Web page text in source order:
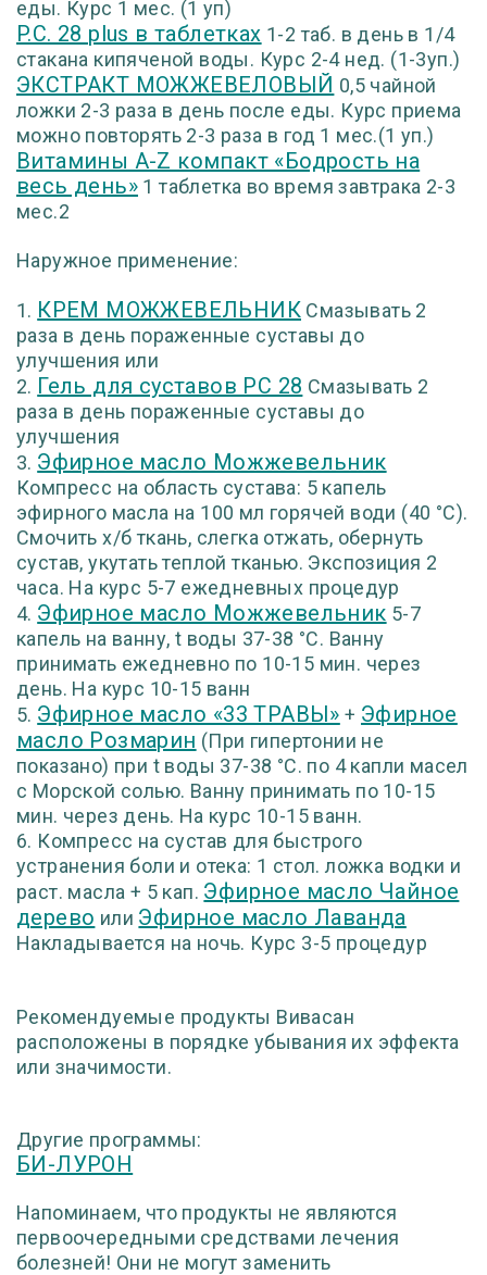
еды. Курс 1 мес. (1 уп)
P.C. 28 plus в таблетках 1-2 таб. в день в 1/4
стакана кипяченой воды. Курс 2-4 нед. (1-3уп.)
ЭКСТРАКТ МОЖЖЕВЕЛОВЫЙ 0,5 чайной
ложки 2-3 раза в день после еды. Курс приема
можно повторять 2-3 раза в год 1 мес.(1 уп.)
Витамины A-Z компакт «Бодрость на
весь день» 1 таблетка во время завтрака 2-3
мес.2
Наружное применение:
1. КРЕМ МОЖЖЕВЕЛЬНИК Смазывать 2
раза в день пораженные суставы до
улучшения или
2. Гель для суставов РС 28 Смазывать 2
раза в день пораженные суставы до
улучшения
3. Эфирное масло Можжевельник
Компресс на область сустава: 5 капель
эфирного масла на 100 мл горячей води (40 °С).
Смочить х/б ткань, слегка отжать, обернуть
сустав, укутать теплой тканью. Экспозиция 2
часа. На курс 5-7 ежедневных процедур
4. Эфирное масло Можжевельник 5-7
капель на ванну, t воды 37-38 °С. Ванну
принимать ежедневно по 10-15 мин. через
день. На курс 10-15 ванн
5. Эфирное масло «33 ТРАВЫ» + Эфирное
масло Розмарин (При гипертонии не
показано) при t воды 37-38 °С. по 4 капли масел
с Морской солью. Ванну принимать по 10-15
мин. через день. На курс 10-15 ванн.
6. Компресс на сустав для быстрого
устранения боли и отека: 1 стол. ложка водки и
раст. масла + 5 кап. Эфирное масло Чайное
дерево или Эфирное масло Лаванда
Накладывается на ночь. Курс 3-5 процедур
Рекомендуемые продукты Вивасан
расположены в порядке убывания их эффекта
или значимости.
Другие программы:
БИ-ЛУРОН
Напоминаем, что продукты не являются
первоочередными средствами лечения
болезней! Они не могут заменить